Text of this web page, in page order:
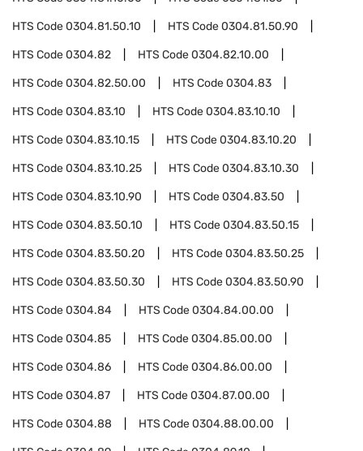
HTS Code0304.81.50.10 HTS Code0304.81.50.90
HTS Code0304.82 HTS Code0304.82.10.00
HTS Code0304.82.50.00 HTS Code0304.83
HTS Code0304.83.10 HTS Code0304.83.10.10
HTS Code0304.83.10.15 HTS Code0304.83.10.20
HTS Code0304.83.10.25 HTS Code0304.83.10.30
HTS Code0304.83.10.90 HTS Code0304.83.50
HTS Code0304.83.50.10 HTS Code0304.83.50.15
HTS Code0304.83.50.20 HTS Code0304.83.50.25
HTS Code0304.83.50.30 HTS Code0304.83.50.90
HTS Code0304.84 HTS Code0304.84.00.00
HTS Code0304.85 HTS Code0304.85.00.00
HTS Code0304.86 HTS Code0304.86.00.00
HTS Code0304.87 HTS Code0304.87.00.00
HTS Code0304.88 HTS Code0304.88.00.00